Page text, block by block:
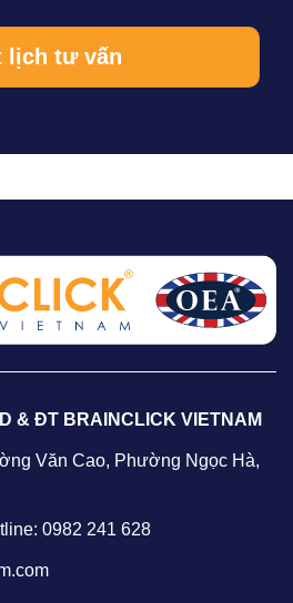
& ĐT BRAINCLICK VIETNAM
Văn Cao, Phường Ngọc Hà,
0982 241 628